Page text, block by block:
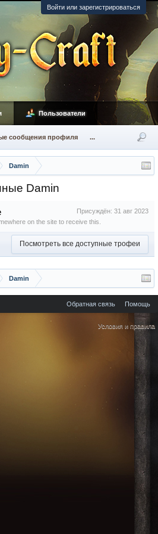
Войти или зарегистрироваться
Damin
Damin
Присуждён: 31 авг 2023
on the site to receive this.
Посмотреть все доступные трофеи
Damin
Пользователи
сообщения профиля ...
Обратная связь Помощь
Условия и правила